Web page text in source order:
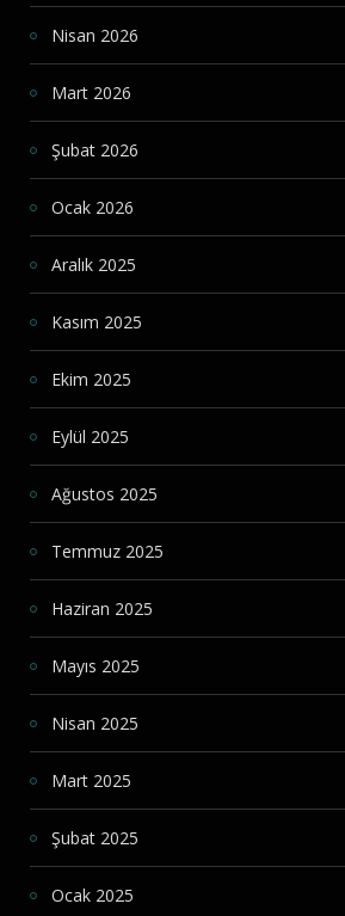
Nisan 2026
Mart 2026
Şubat 2026
Ocak 2026
Aralık 2025
Kasım 2025
Ekim 2025
Eylül 2025
Ağustos 2025
Temmuz 2025
Haziran 2025
Mayıs 2025
Nisan 2025
Mart 2025
Şubat 2025
Ocak 2025